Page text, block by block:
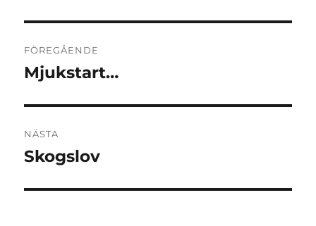
FÖREGÅENDE
Föregående
Mjukstart…
NÄSTA
Nästa
Skogslov